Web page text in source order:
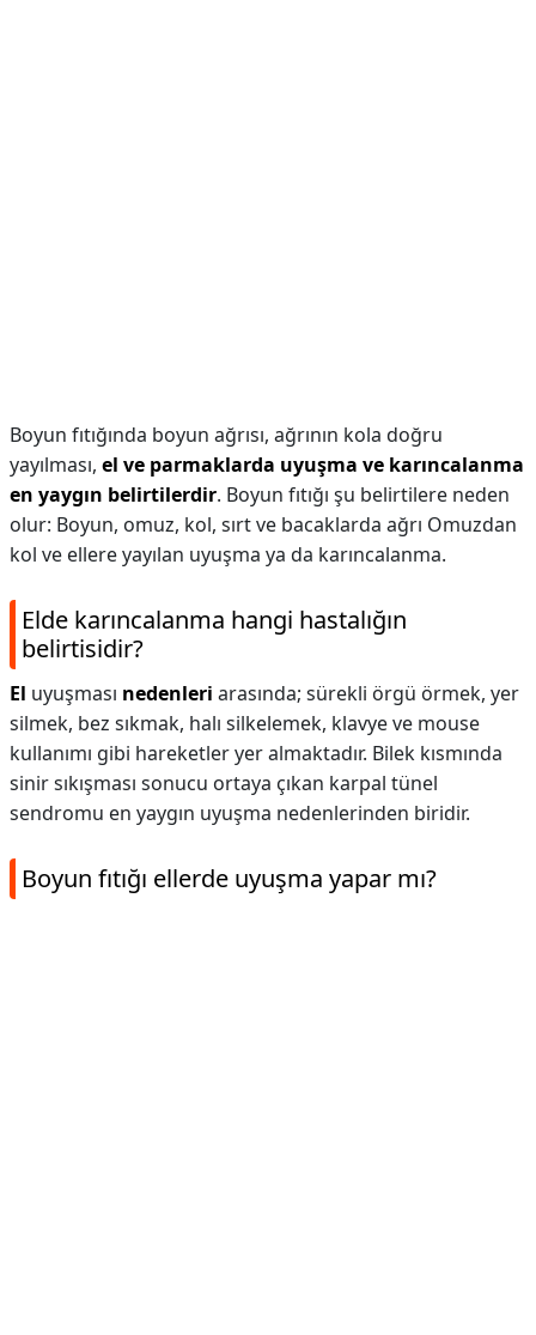
Boyun fıtığında boyun ağrısı, ağrının kola doğru
yayılması, el ve parmaklarda uyuşma ve karıncalanma
en yaygın belirtilerdir. Boyun fıtığı şu belirtilere neden
olur: Boyun, omuz, kol, sırt ve bacaklarda ağrı Omuzdan
kol ve ellere yayılan uyuşma ya da karıncalanma.
Elde karıncalanma hangi hastalığın
belirtisidir?
El uyuşması nedenleri arasında; sürekli örgü örmek, yer
silmek, bez sıkmak, halı silkelemek, klavye ve mouse
kullanımı gibi hareketler yer almaktadır. Bilek kısmında
sinir sıkışması sonucu ortaya çıkan karpal tünel
sendromu en yaygın uyuşma nedenlerinden biridir.
Boyun fıtığı ellerde uyuşma yapar mı?